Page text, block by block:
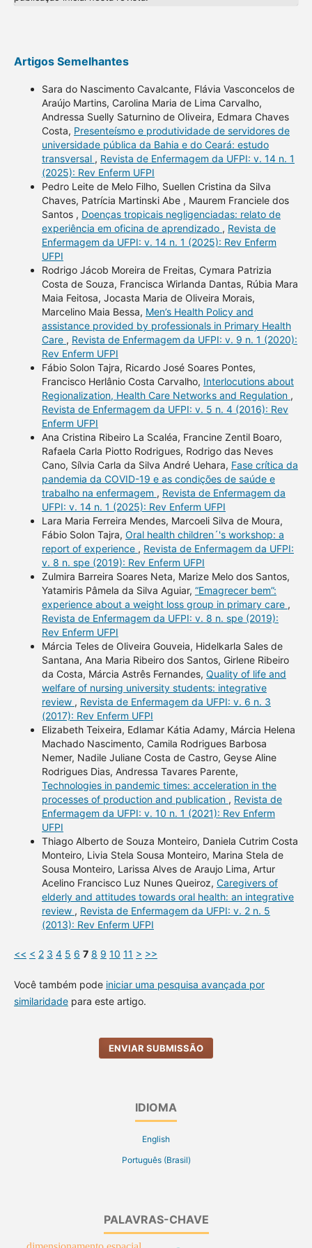
Artigos Semelhantes
Sara do Nascimento Cavalcante, Flávia Vasconcelos de
Araújo Martins, Carolina Maria de Lima Carvalho,
Andressa Suelly Saturnino de Oliveira, Edmara Chaves
Costa, Presenteísmo e produtividade de servidores de
universidade pública da Bahia e do Ceará: estudo
transversal , Revista de Enfermagem da UFPI: v. 14 n. 1
(2025): Rev Enferm UFPI
Pedro Leite de Melo Filho, Suellen Cristina da Silva
Chaves, Patrícia Martinski Abe , Maurem Franciele dos
Santos , Doenças tropicais negligenciadas: relato de
experiência em oficina de aprendizado , Revista de
Enfermagem da UFPI: v. 14 n. 1 (2025): Rev Enferm
UFPI
Rodrigo Jácob Moreira de Freitas, Cymara Patrizia
Costa de Souza, Francisca Wirlanda Dantas, Rúbia Mara
Maia Feitosa, Jocasta Maria de Oliveira Morais,
Marcelino Maia Bessa, Men’s Health Policy and
assistance provided by professionals in Primary Health
Care , Revista de Enfermagem da UFPI: v. 9 n. 1 (2020):
Rev Enferm UFPI
Fábio Solon Tajra, Ricardo José Soares Pontes,
Francisco Herlânio Costa Carvalho, Interlocutions about
Regionalization, Health Care Networks and Regulation ,
Revista de Enfermagem da UFPI: v. 5 n. 4 (2016): Rev
Enferm UFPI
Ana Cristina Ribeiro La Scaléa, Francine Zentil Boaro,
Rafaela Carla Piotto Rodrigues, Rodrigo das Neves
Cano, Sílvia Carla da Silva André Uehara, Fase crítica da
pandemia da COVID-19 e as condições de saúde e
trabalho na enfermagem , Revista de Enfermagem da
UFPI: v. 14 n. 1 (2025): Rev Enferm UFPI
Lara Maria Ferreira Mendes, Marcoeli Silva de Moura,
Fábio Solon Tajra, Oral health children´'s workshop: a
report of experience , Revista de Enfermagem da UFPI:
v. 8 n. spe (2019): Rev Enferm UFPI
Zulmira Barreira Soares Neta, Marize Melo dos Santos,
Yatamiris Pâmela da Silva Aguiar, “Emagrecer bem”:
experience about a weight loss group in primary care ,
Revista de Enfermagem da UFPI: v. 8 n. spe (2019):
Rev Enferm UFPI
Márcia Teles de Oliveira Gouveia, Hidelkarla Sales de
Santana, Ana Maria Ribeiro dos Santos, Girlene Ribeiro
da Costa, Márcia Astrês Fernandes, Quality of life and
welfare of nursing university students: integrative
review , Revista de Enfermagem da UFPI: v. 6 n. 3
(2017): Rev Enferm UFPI
Elizabeth Teixeira, Edlamar Kátia Adamy, Márcia Helena
Machado Nascimento, Camila Rodrigues Barbosa
Nemer, Nadile Juliane Costa de Castro, Geyse Aline
Rodrigues Dias, Andressa Tavares Parente,
Technologies in pandemic times: acceleration in the
processes of production and publication , Revista de
Enfermagem da UFPI: v. 10 n. 1 (2021): Rev Enferm
UFPI
Thiago Alberto de Souza Monteiro, Daniela Cutrim Costa
Monteiro, Livia Stela Sousa Monteiro, Marina Stela de
Sousa Monteiro, Larissa Alves de Araujo Lima, Artur
Acelino Francisco Luz Nunes Queiroz, Caregivers of
elderly and attitudes towards oral health: an integrative
review , Revista de Enfermagem da UFPI: v. 2 n. 5
(2013): Rev Enferm UFPI
<< < 2 3 4 5 6 7 8 9 10 11 > >>
Você também pode iniciar uma pesquisa avançada por
similaridadepara este artigo.
ENVIAR SUBMISSÃO
IDIOMA
English
Português (Brasil)
PALAVRAS-CHAVE